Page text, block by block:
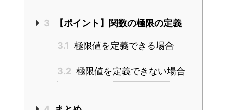
3 【ポイント】関数の極限の定義
3.1 極限値を定義できる場合
3.2 極限値を定義できない場合